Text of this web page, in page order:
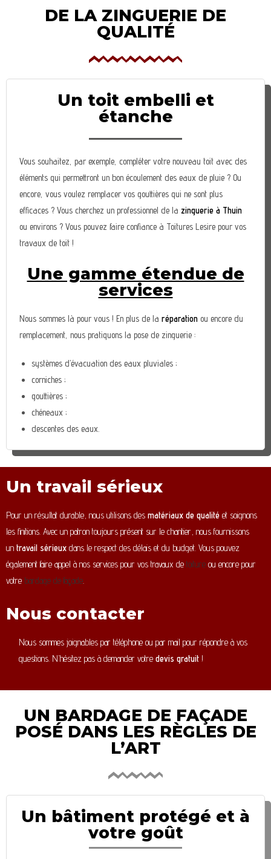
DE LA ZINGUERIE DE
QUALITÉ
Un toit embelli et
étanche
Vous souhaitez, par exemple, compléter votre nouveau toit avec des
éléments qui permettront un bon écoulement des eaux de pluie ? Ou
encore, vous voulez remplacer vos gouttières qui ne sont plus
efficaces ? Vous cherchez un professionnel de la zinguerie à Thuin
ou environs ? Vous pouvez faire confiance à Toitures Lesire pour vos
travaux de toit !
Une gamme étendue de
services
Nous sommes là pour vous ! En plus de laréparation ou encore du
remplacement, nous pratiquons la pose de zinguerie :
systèmes d’évacuation des eaux pluviales ;
corniches ;
gouttières ;
chéneaux ;
descentes des eaux.
Un travail sérieux
Pour un résultat durable, nous utilisons des matériaux de qualité et soignons
les finitions. Avec un patron toujours présent sur le chantier, nous fournissons
un travail sérieux dans le respect des délais et du budget. Vous pouvez
également faire appel à nos services pour vos travaux de toiture ou encore pour
votre bardage de façade
Nous contacter
Nous sommes joignables par téléphone ou par mail pour répondre à vos
questions. N’hésitez pas à demander votredevis gratuit !
UN BARDAGE DE FAÇADE
POSÉ DANS LES RÈGLES DE
L’ART
Un bâtiment protégé et à
votre goût